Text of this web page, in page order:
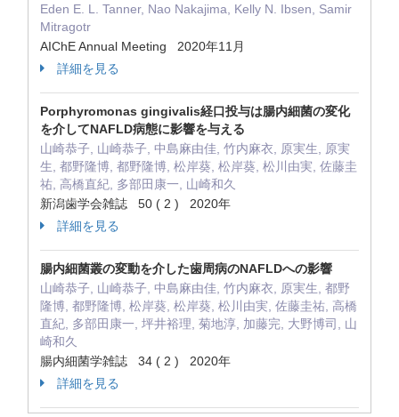
Eden E. L. Tanner, Nao Nakajima, Kelly N. Ibsen, Samir
Mitragotr
AIChE Annual Meeting 2020年11月
詳細を見る
Porphyromonas gingivalis経口投与は腸内細菌の変化
を介してNAFLD病態に影響を与える
山崎恭子, 山崎恭子, 中島麻由佳, 竹内麻衣, 原実生, 原実
生, 都野隆博, 都野隆博, 松岸葵, 松岸葵, 松川由実, 佐藤圭
祐, 高橋直紀, 多部田康一, 山崎和久
新潟歯学会雑誌 50 ( 2 ) 2020年
詳細を見る
腸内細菌叢の変動を介した歯周病のNAFLDへの影響
山崎恭子, 山崎恭子, 中島麻由佳, 竹内麻衣, 原実生, 都野
隆博, 都野隆博, 松岸葵, 松岸葵, 松川由実, 佐藤圭祐, 高橋
直紀, 多部田康一, 坪井裕理, 菊地淳, 加藤完, 大野博司, 山
崎和久
腸内細菌学雑誌 34 ( 2 ) 2020年
詳細を見る